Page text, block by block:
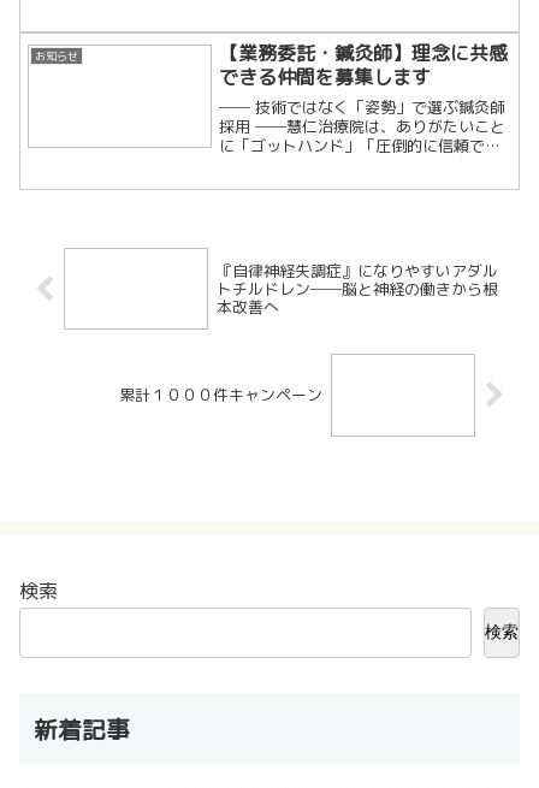
人のための隠れ家治療院です。
お知らせ
【業務委託・鍼灸師】理念に共感
できる仲間を募集します
── 技術ではなく「姿勢」で選ぶ鍼灸師
採用 ──慧仁治療院は、ありがたいこと
に「ゴットハンド」「圧倒的に信頼でき
『自律神経失調症』になりやすいアダル
トチルドレン──脳と神経の働きから根
本改善へ
累計１０００件キャンペーン
検索
検索
新着記事